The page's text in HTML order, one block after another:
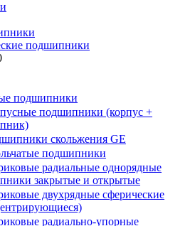
подшипники
подшипники
подшипники (корпус +
скольжения GE
подшипники
радиальные однорядные
закрытые и открытые
двухрядные сферические
радиально-упорные